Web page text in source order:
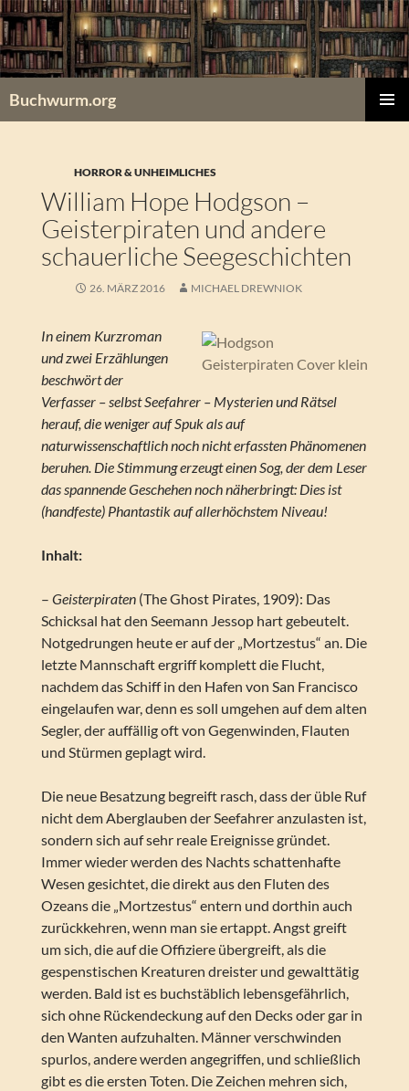
Zum
Inhalt
springen
Buchwurm.org
HORROR & UNHEIMLICHES
William Hope Hodgson –
Geisterpiraten und andere
schauerliche Seegeschichten
26. MÄRZ 2016 MICHAEL DREWNIOK
In einem Kurzroman
und zwei Erzählungen
beschwört der
Verfasser – selbst Seefahrer – Mysterien und Rätsel
herauf, die weniger auf Spuk als auf
naturwissenschaftlich noch nicht erfassten Phänomenen
beruhen. Die Stimmung erzeugt einen Sog, der dem Leser
das spannende Geschehen noch näherbringt: Dies ist
(handfeste) Phantastik auf allerhöchstem Niveau!
Inhalt:
– Geisterpiraten(The Ghost Pirates, 1909): Das
Schicksal hat den Seemann Jessop hart gebeutelt.
Notgedrungen heute er auf der „Mortzestus“ an. Die
letzte Mannschaft ergriff komplett die Flucht,
nachdem das Schiff in den Hafen von San Francisco
eingelaufen war, denn es soll umgehen auf dem alten
Segler, der auffällig oft von Gegenwinden, Flauten
und Stürmen geplagt wird.
Die neue Besatzung begreift rasch, dass der üble Ruf
nicht dem Aberglauben der Seefahrer anzulasten ist,
sondern sich auf sehr reale Ereignisse gründet.
Immer wieder werden des Nachts schattenhafte
Wesen gesichtet, die direkt aus den Fluten des
Ozeans die „Mortzestus“ entern und dorthin auch
zurückkehren, wenn man sie ertappt. Angst greift
um sich, die auf die Offiziere übergreift, als die
gespenstischen Kreaturen dreister und gewalttätig
werden. Bald ist es buchstäblich lebensgefährlich,
sich ohne Rückendeckung auf den Decks oder gar in
den Wanten aufzuhalten. Männer verschwinden
spurlos, andere werden angegriffen, und schließlich
gibt es die ersten Toten. Die Zeichen mehren sich,